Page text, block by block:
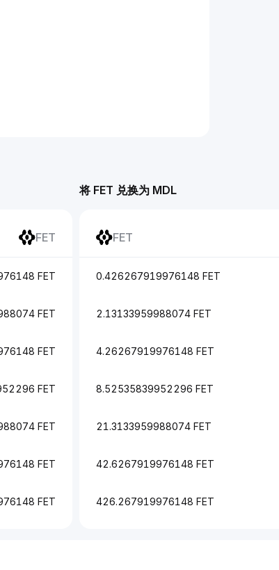
将 FET 兑换为 MDL
FET
0.426267919976148 FET
2.13133959988074 FET
4.26267919976148 FET
8.52535839952296 FET
21.3133959988074 FET
42.6267919976148 FET
426.267919976148 FET
FET
FET
FET
FET
FET
FET
FET
FET